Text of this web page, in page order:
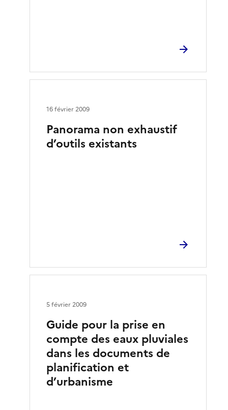
Panorama non exhaustif
d’outils existants
16 février 2009
Guide pour la prise en
compte des eaux pluviales
dans les documents de
planification et
d’urbanisme
5 février 2009